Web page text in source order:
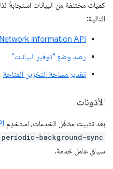
كميات مختلفة من البيانات استجابةً
التالية:
Network Information API
رصد وضع "توفير البيانات"
تقدير مساحة التخزين المتاحة
الأذونات
بعد تثبيت مشغّل الخدمات، استخدِم
periodic-background-sync
سياق عامل خدمة.